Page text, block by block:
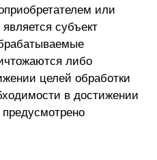
или
субъект
либо
целей обработки
в достижении